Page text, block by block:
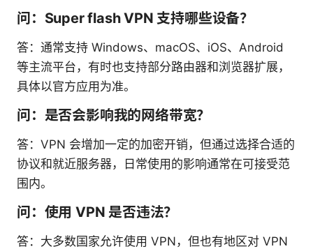
问：Super flash VPN 支持哪些设备？
答：通常支持 Windows、macOS、iOS、Android
等主流平台，有时也支持部分路由器和浏览器扩展，
具体以官方应用为准。
问：是否会影响我的网络带宽？
答：VPN 会增加一定的加密开销，但通过选择合适的
协议和就近服务器，日常使用的影响通常在可接受范
围内。
问：使用 VPN 是否违法？
答：大多数国家允许使用 VPN，但也有地区对 VPN